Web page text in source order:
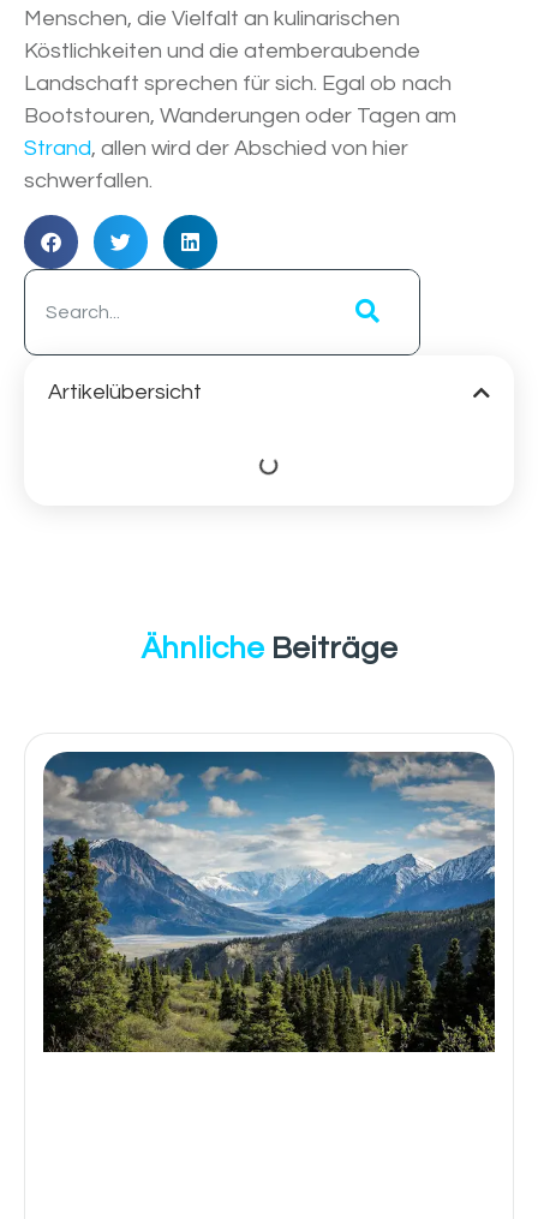
Menschen, die Vielfalt an kulinarischen
Köstlichkeiten und die atemberaubende
Landschaft sprechen für sich. Egal ob nach
Bootstouren, Wanderungen oder Tagen am
Strand, allen wird der Abschied von hier
schwerfallen.
Artikelübersicht
ÄhnlicheBeiträge